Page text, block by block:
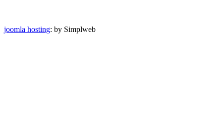
joomla hosting: by Simplweb